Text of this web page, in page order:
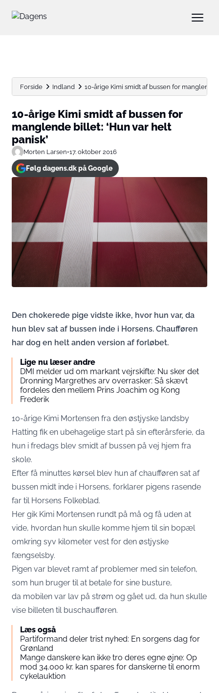
Forside Indland 10-årige Kimi smidt af bussen for manglende
10-årige Kimi smidt af bussen for
manglende billet: ‘Hun var helt
panisk’
Morten Larsen•17. oktober 2016
Følg dagens.dk på Google
Den chokerede pige vidste ikke, hvor hun var, da
hun blev sat af bussen inde i Horsens. Chaufføren
har dog en helt anden version af forløbet.
Lige nu læser andre
DMI melder ud om markant vejrskifte: Nu sker det
Dronning Margrethes arv overrasker: Så skævt
fordeles den mellem Prins Joachim og Kong
Frederik
10-årige Kimi Mortensen fra den østjyske landsby
Hatting fik en ubehagelige start på sin efterårsferie, da
hun i fredags blev smidt af bussen på vej hjem fra
skole.
Efter få minuttes kørsel blev hun af chaufføren sat af
bussen midt inde i Horsens, forklarer pigens rasende
far til Horsens Folkeblad.
Her gik Kimi Mortensen rundt på må og få uden at
vide, hvordan hun skulle komme hjem til sin bopæl
omkring syv kilometer vest for den østjyske
fængselsby.
Pigen var blevet ramt af problemer med sin telefon,
som hun bruger til at betale for sine busture,
da mobilen var lav på strøm og gået ud, da hun skulle
vise billeten til buschaufføren.
Læs også
Partiformand deler trist nyhed: En sorgens dag for
Grønland
Mange danskere kan ikke tro deres egne øjne: Op
mod 34.000 kr. kan spares for danskerne til enorm
cykelauktion